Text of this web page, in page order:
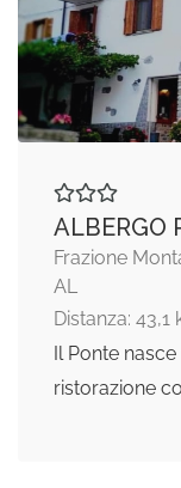
ALBERGO
Frazione
AL
Distanza: 43,1
Il Ponte
ristorazione